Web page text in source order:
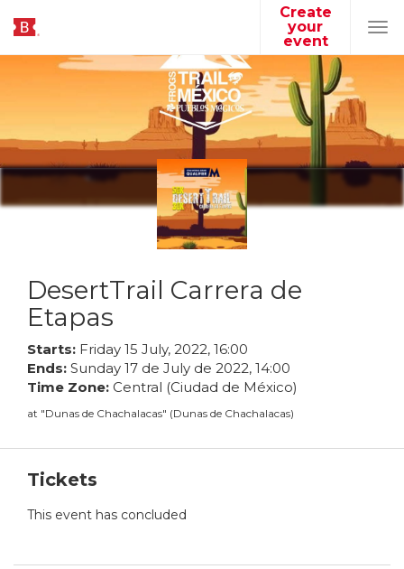
Create
your
event
DesertTrail Carrera de
Etapas
Starts: Friday 15 July, 2022, 16:00
Ends: Sunday 17 de July de 2022, 14:00
Time Zone: Central (Ciudad de México)
at "Dunas de Chachalacas" (Dunas de Chachalacas)
Tickets
This event has concluded